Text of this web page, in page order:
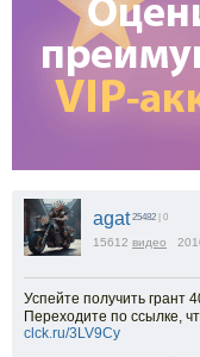
agat 25482 | 0
15612 видео
Успейте получить грант
Переходите по ссылке,
clck.ru/3LV9Cy